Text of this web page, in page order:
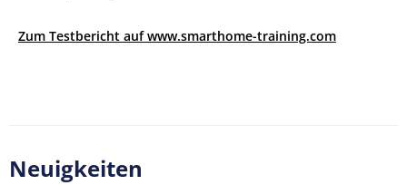
Zum Testbericht auf www.smarthome-training.com
Neuigkeiten